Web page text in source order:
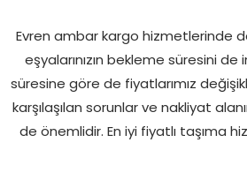
Evren ambar kargo hizmetlerinde
eşyalarınızın bekleme süresini
süresine göre de fiyatlarımız
karşılaşılan sorunlar ve nakliyat
de önemlidir. En iyi fiyatlı taşıma